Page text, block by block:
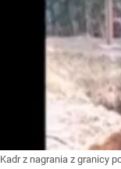
Kadr z nagrania z granicy